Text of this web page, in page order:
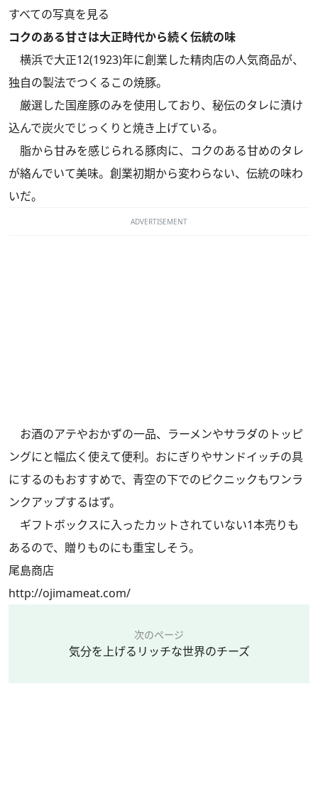
すべての写真を見る
コクのある甘さは大正時代から続く伝統の味
横浜で大正12(1923)年に創業した精肉店の人気商品が、
独自の製法でつくるこの焼豚。
厳選した国産豚のみを使用しており、秘伝のタレに漬け
込んで炭火でじっくりと焼き上げている。
脂から甘みを感じられる豚肉に、コクのある甘めのタレ
が絡んでいて美味。創業初期から変わらない、伝統の味わ
いだ。
ADVERTISEMENT
お酒のアテやおかずの一品、ラーメンやサラダのトッピ
ングにと幅広く使えて便利。おにぎりやサンドイッチの具
にするのもおすすめで、青空の下でのピクニックもワンラ
ンクアップするはず。
ギフトボックスに入ったカットされていない1本売りも
あるので、贈りものにも重宝しそう。
尾島商店
http://ojimameat.com/
次のページ
気分を上げるリッチな世界のチーズ